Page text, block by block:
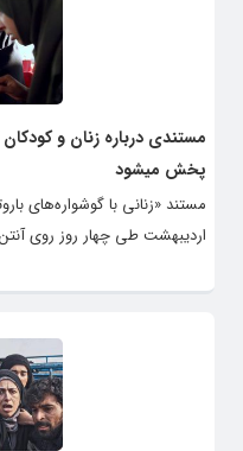
مستندی درباره زنان و
پخش میشود
اردیبهشت طی چهار روز روی